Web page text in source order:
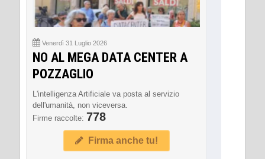
Venerdì 31 Luglio 2026
NO AL MEGA DATA CENTER A
POZZAGLIO
L'intelligenza Artificiale va posta al servizio
dell'umanità, non viceversa.
Firme raccolte: 778
Firma anche tu!